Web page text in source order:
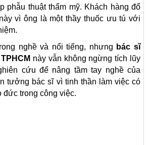
phẫu thuật thẩm mỹ. Khách hàng đổ
vì ông là một thầy thuốc ưu tú với
nghề và nổi tiếng, nhưng bác sĩ
này vẫn không ngừng tích lũy
cứu để nâng tầm tay nghề của
tưởng bác sĩ vì tinh thần làm việc có
đức trong công việc.